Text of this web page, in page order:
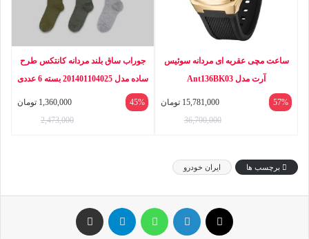
ساعت مچی عقربه ای مردانه سوئیس
آرت مدل Ant136BK03
57%
15,781,000 تومان
36,700,000
جوراب ساق بلند مردانه کانتکس طرح
ساده مدل 201401104025 بسته 6 عددی
45%
1,360,000 تومان
2,473,000
برچسب ها ایران خودرو
ایکس لینکداین تلگرام